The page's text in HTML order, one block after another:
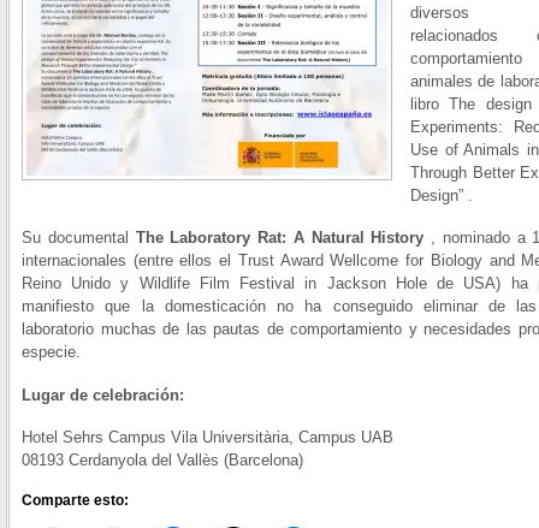
diversos
animales de
libro The
Experiments:
Use of Animals
Through Better
Design” .
Su documental The Laboratory Rat: A Natural History , nominado a
internacionales (entre ellos el Trust Award Wellcome for Biology and
Reino Unido y Wildlife Film Festival in Jackson Hole de USA) ha
manifiesto que la domesticación no ha conseguido eliminar de
laboratorio muchas de las pautas de comportamiento y necesidades
especie.
Lugar de celebración:
Hotel Sehrs Campus Vila Universitària, Campus UAB
08193 Cerdanyola del Vallès (Barcelona)
Comparte esto: